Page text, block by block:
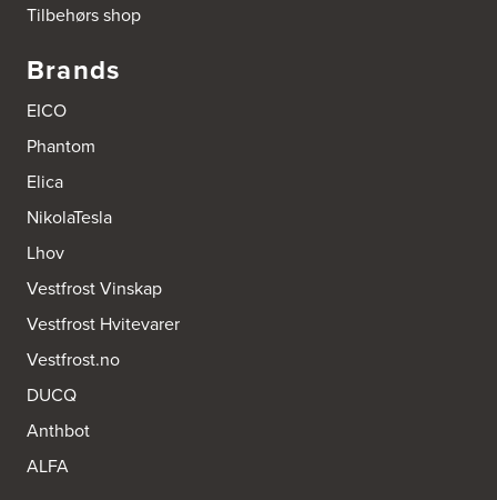
Tilbehørs shop
Brands
EICO
Phantom
Elica
NikolaTesla
Lhov
Vestfrost Vinskap
Vestfrost Hvitevarer
Vestfrost.no
DUCQ
Anthbot
ALFA